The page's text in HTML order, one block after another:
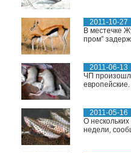
2011-10-27
В местечке
пром”
2011-06-13
ЧП
2011-05-16
О
недели,